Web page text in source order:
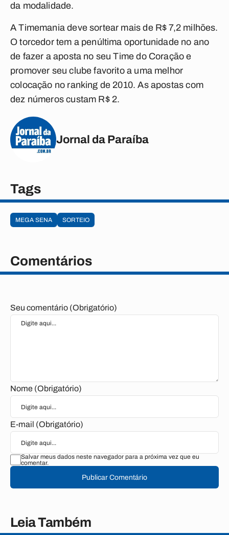
da modalidade.
A Timemania deve sortear mais de R$ 7,2 milhões.
O torcedor tem a penúltima oportunidade no ano
de fazer a aposta no seu Time do Coração e
promover seu clube favorito a uma melhor
colocação no ranking de 2010. As apostas com
dez números custam R$ 2.
Jornal da Paraíba
Tags
MEGA SENA SORTEIO
Comentários
Seu comentário (Obrigatório)
Nome (Obrigatório)
E-mail (Obrigatório)
Salvar meus dados neste navegador para a próxima vez que eu
comentar.
Publicar Comentário
Leia Também